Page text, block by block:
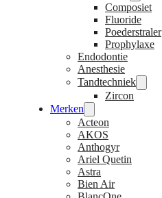
Composiet
Fluoride
Poederstraler
Prophylaxe
Endodontie
Anesthesie
Tandtechniek
Zircon
Merken
Acteon
AKOS
Anthogyr
Ariel Quetin
Astra
Bien Air